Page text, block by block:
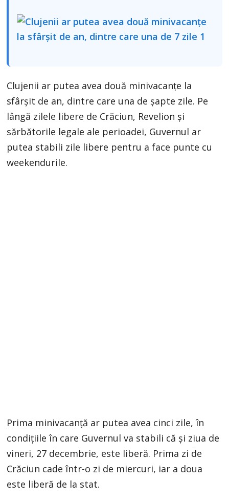
Clujenii ar putea avea două minivacanțe la
sfârșit de an, dintre care una de șapte zile. Pe
lângă zilele libere de Crăciun, Revelion și
sărbătorile legale ale perioadei, Guvernul ar
putea stabili zile libere pentru a face punte cu
weekendurile.
Prima minivacanță ar putea avea cinci zile, în
condițiile în care Guvernul va stabili că și ziua de
vineri, 27 decembrie, este liberă. Prima zi de
Crăciun cade într-o zi de miercuri, iar a doua
este liberă de la stat.